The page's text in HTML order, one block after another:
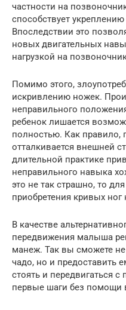
частности на
способствует
Впоследствии это
новых двигательных
нагрузкой на
Помимо этого,
искривлению ножек.
неправильного
ребенок лишается
полностью. Как правило,
отталкивается внешней
длительной практике
неправильного навыка
это не так страшно, то
приобретения кривых ног
В качестве
передвижения малыша
манеж. Так вы сможете
чадо, но и предоставить
стоять и передвигаться
первые шаги без помощи